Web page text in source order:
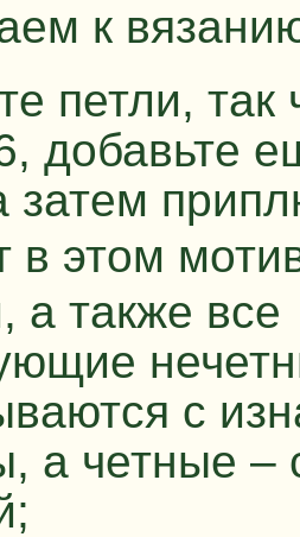
к
петли,
добавьте
затем
в этом
а также все
с
а четные –